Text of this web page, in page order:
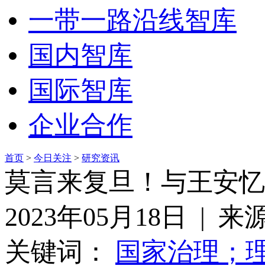
一带一路沿线智库
国内智库
国际智库
企业合作
首页 > 今日关注 > 研究资讯
莫言来复旦！与王安
2023年05月18日 | 来
关键词：
国家治理；